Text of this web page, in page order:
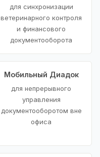
для синхронизации
ветеринарного контроля
и финансового
документооборота
Мобильный Диадок
для непрерывного
управления
документооборотом вне
офиса